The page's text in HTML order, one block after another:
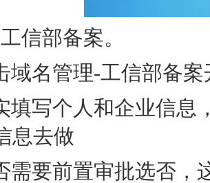
信部备案。
域名管理-工信部备
填写个人和企业信息
息去做
需要前置审批选否，